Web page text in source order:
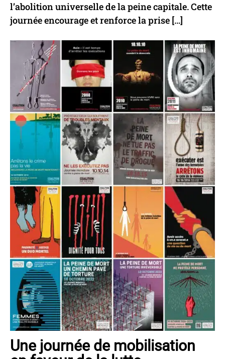
l’abolition universelle de la peine capitale. Cette
journée encourage et renforce la prise […]
Une journée de mobilisation